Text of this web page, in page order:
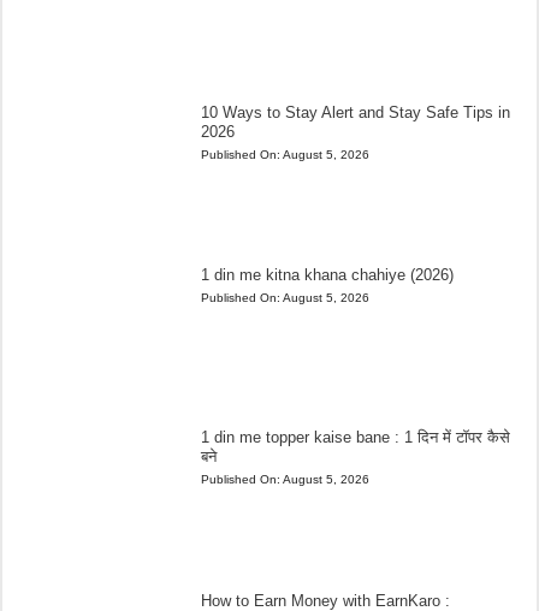
10 Ways to Stay Alert and Stay Safe Tips in
2026
Published On: August 5, 2026
1 din me kitna khana chahiye (2026)
Published On: August 5, 2026
1 din me topper kaise bane : 1 दिन में टॉपर कैसे
बने
Published On: August 5, 2026
How to Earn Money with EarnKaro :